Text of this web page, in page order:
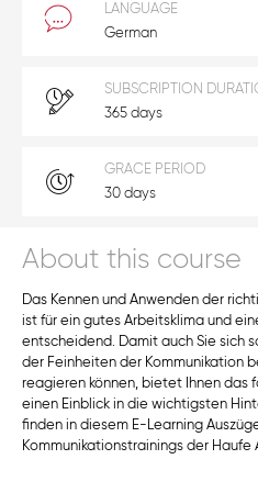
About this course
Das Kennen und Anwenden der
ist für ein gutes Arbeitsklima und
entscheidend. Damit auch Sie sich
der Feinheiten der Kommunikation
reagieren können, bietet Ihnen das
einen Einblick in die wichtigsten
finden in diesem E-Learning
Kommunikationstrainings der
LANGUAGE
German
SUBSCRIPTION
365 days
GRACE PERIOD
30 days